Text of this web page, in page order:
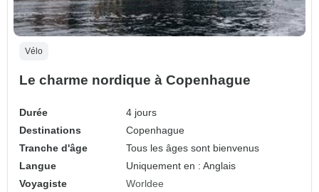
Vélo
Le charme nordique à Copenhague
Durée
4 jours
Destinations
Copenhague
Tranche d'âge
Tous les âges sont bienvenus
Langue
Uniquement en : Anglais
Voyagiste
Worldee